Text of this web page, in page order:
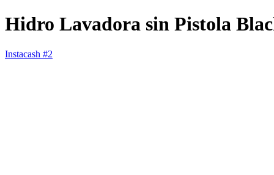
Hidro Lavadora sin Pistola
Instacash #2